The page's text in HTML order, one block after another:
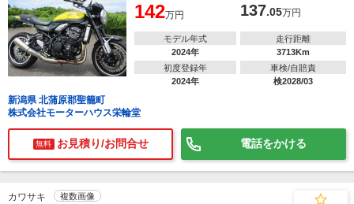
142万円 137.05万円
モデル年式
2024年
走行距離
3713Km
初度登録年
2024年
車検/自賠責
検2028/03
新潟県 北蒲原郡聖籠町
株式会社モーターハウス栄輪堂
無料 お見積り/お問合せ 電話をかける
カワサキ 複数画像